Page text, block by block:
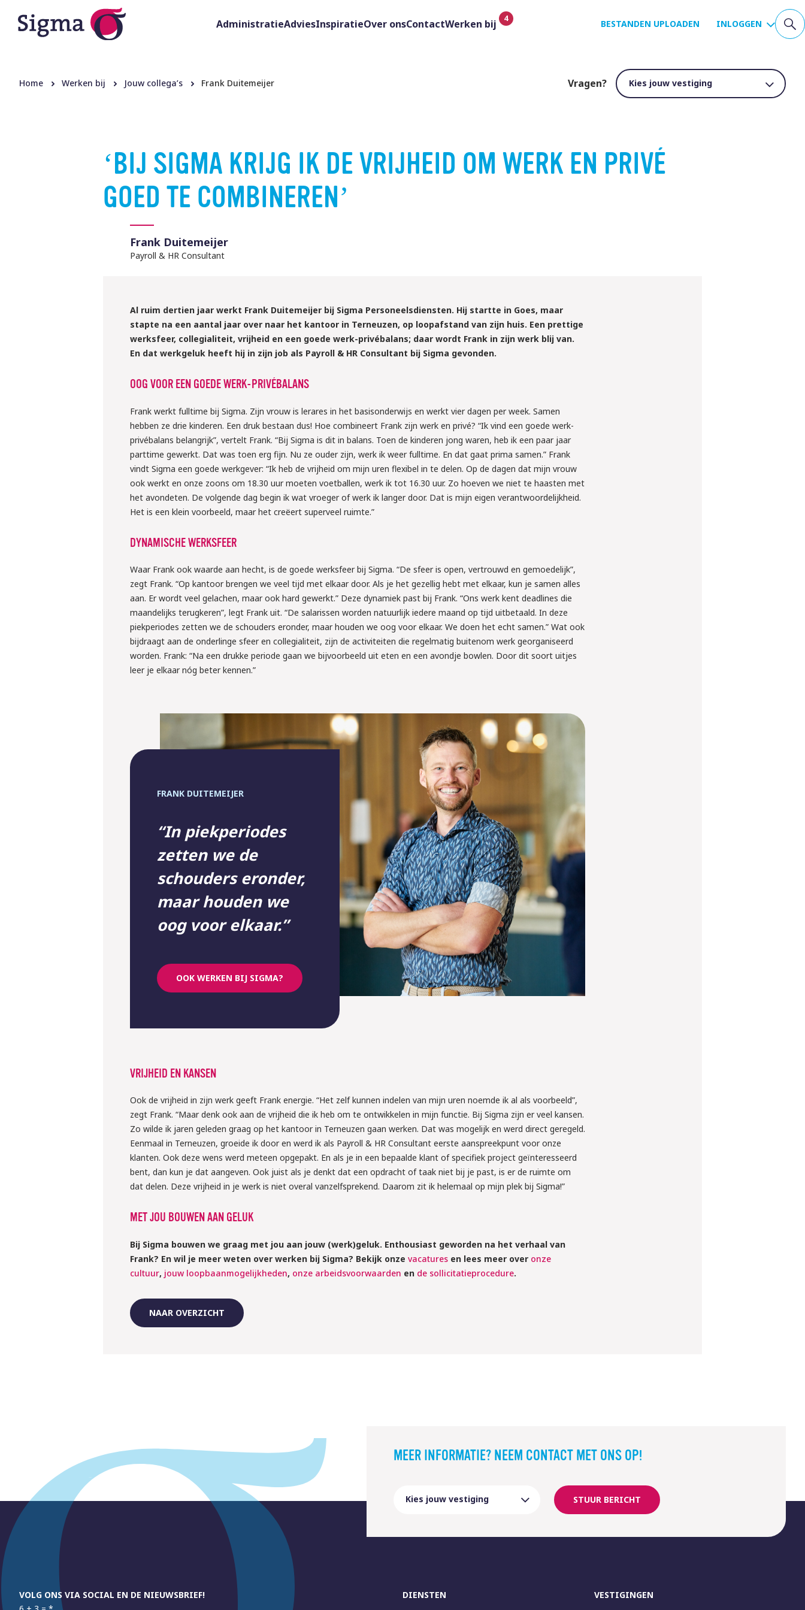
AdministratieAdviesInspiratieOver onsContactWerken bij BESTANDEN UPLOADEN INLOGGEN
Home Werken bij Jouw collega’s Frank Duitemeijer Vragen?
BIJ SIGMA KRIJG IK DE VRIJHEID OM WERK EN PRIVÉ
GOED TE COMBINEREN
Frank Duitemeijer
Payroll & HR Consultant
Al ruim dertien jaar werkt Frank Duitemeijer bij Sigma Personeelsdiensten. Hij startte in Goes, maar
stapte na een aantal jaar over naar het kantoor in Terneuzen, op loopafstand van zijn huis. Een prettige
werksfeer, collegialiteit, vrijheid en een goede werk-privébalans; daar wordt Frank in zijn werk blij van.
En dat werkgeluk heeft hij in zijn job als Payroll & HR Consultant bij Sigma gevonden.
OOG VOOR EEN GOEDE WERK-PRIVÉBALANS
Frank werkt fulltime bij Sigma. Zijn vrouw is lerares in het basisonderwijs en werkt vier dagen per week. Samen
hebben ze drie kinderen. Een druk bestaan dus! Hoe combineert Frank zijn werk en privé? “Ik vind een goede werk-
privébalans belangrijk”, vertelt Frank. “Bij Sigma is dit in balans. Toen de kinderen jong waren, heb ik een paar jaar
parttime gewerkt. Dat was toen erg fijn. Nu ze ouder zijn, werk ik weer fulltime. En dat gaat prima samen.” Frank
vindt Sigma een goede werkgever: “Ik heb de vrijheid om mijn uren flexibel in te delen. Op de dagen dat mijn vrouw
ook werkt en onze zoons om 18.30 uur moeten voetballen, werk ik tot 16.30 uur. Zo hoeven we niet te haasten met
het avondeten. De volgende dag begin ik wat vroeger of werk ik langer door. Dat is mijn eigen verantwoordelijkheid.
Het is een klein voorbeeld, maar het creëert superveel ruimte.”
DYNAMISCHE WERKSFEER
Waar Frank ook waarde aan hecht, is de goede werksfeer bij Sigma. “De sfeer is open, vertrouwd en gemoedelijk”,
zegt Frank. “Op kantoor brengen we veel tijd met elkaar door. Als je het gezellig hebt met elkaar, kun je samen alles
aan. Er wordt veel gelachen, maar ook hard gewerkt.” Deze dynamiek past bij Frank. “Ons werk kent deadlines die
maandelijks terugkeren”, legt Frank uit. “De salarissen worden natuurlijk iedere maand op tijd uitbetaald. In deze
piekperiodes zetten we de schouders eronder, maar houden we oog voor elkaar. We doen het echt samen.” Wat ook
bijdraagt aan de onderlinge sfeer en collegialiteit, zijn de activiteiten die regelmatig buitenom werk georganiseerd
worden. Frank: “Na een drukke periode gaan we bijvoorbeeld uit eten en een avondje bowlen. Door dit soort uitjes
leer je elkaar nóg beter kennen.”
FRANK DUITEMEIJER
“In piekperiodes
zetten we de
schouders eronder,
maar houden we
oog voor elkaar.”
OOK WERKEN BIJ SIGMA?
VRIJHEID EN KANSEN
Ook de vrijheid in zijn werk geeft Frank energie. “Het zelf kunnen indelen van mijn uren noemde ik al als voorbeeld”,
zegt Frank. “Maar denk ook aan de vrijheid die ik heb om te ontwikkelen in mijn functie. Bij Sigma zijn er veel kansen.
Zo wilde ik jaren geleden graag op het kantoor in Terneuzen gaan werken. Dat was mogelijk en werd direct geregeld.
Eenmaal in Terneuzen, groeide ik door en werd ik als Payroll & HR Consultant eerste aanspreekpunt voor onze
klanten. Ook deze wens werd meteen opgepakt. En als je in een bepaalde klant of specifiek project geïnteresseerd
bent, dan kun je dat aangeven. Ook juist als je denkt dat een opdracht of taak niet bij je past, is er de ruimte om
dat delen. Deze vrijheid in je werk is niet overal vanzelfsprekend. Daarom zit ik helemaal op mijn plek bij Sigma!”
MET JOU BOUWEN AAN GELUK
Bij Sigma bouwen we graag met jou aan jouw (werk)geluk. Enthousiast geworden na het verhaal van
Frank? En wil je meer weten over werken bij Sigma? Bekijk onze vacatures en lees meer over onze
cultuur, jouw loopbaanmogelijkheden, onze arbeidsvoorwaarden en de sollicitatieprocedure.
NAAR OVERZICHT
MEER INFORMATIE? NEEM CONTACT MET ONS OP!
STUUR BERICHT
VOLG ONS VIA SOCIAL EN DE NIEUWSBRIEF!
DIENSTEN VESTIGINGEN